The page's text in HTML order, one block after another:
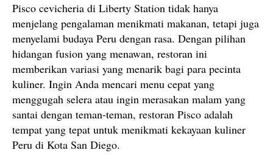
Pisco cevicheria di Liberty Station tidak hanya
menjelang pengalaman menikmati makanan, tetapi juga
menyelami budaya Peru dengan rasa. Dengan pilihan
hidangan fusion yang menawan, restoran ini
memberikan variasi yang menarik bagi para pecinta
kuliner. Ingin Anda mencari menu cepat yang
menggugah selera atau ingin merasakan malam yang
santai dengan teman-teman, restoran Pisco adalah
tempat yang tepat untuk menikmati kekayaan kuliner
Peru di Kota San Diego.